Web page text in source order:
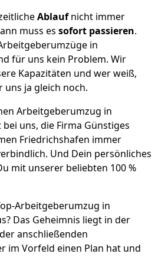
Ablaufnicht immer
muss es sofort passieren.
in
für uns kein Problem. Wir
Kapazitäten und wer weiß,
uns ja gleich noch.
Arbeitgeberumzug in
uns, die Firma Günstiges
Friedrichshafen immer
Und Dein persönliches
mit unserer beliebten 100 %
Arbeitgeberumzug in
Das Geheimnis liegt in der
anschließenden
im Vorfeld einen Plan hat und